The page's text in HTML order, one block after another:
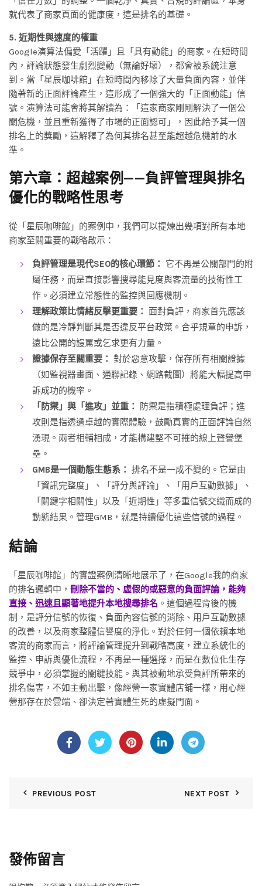
就代表了商家頁面的健康度，這是排名的基礎。
5. 近期性與速度的權重
Google演算法偏愛「活躍」且「具有動能」的商家。在短時間
內，評論狀態發生劇烈變動（無論好壞），都會被系統注意
到。當「星辰咖啡館」在短時間內移除了大量負面內容，並伴
隨著新的正面評論產生，這形成了一個強大的「正面動能」信
號。演算法可能會將其解讀為：「這家商家剛剛解決了一個公
關危機，並且重新獲得了市場的正面認可」，因此給予其一個
排名上的獎勵，這解釋了為何其排名甚至能超越危機前的水
準。
第六章：超越案例——負評管理與排名
優化的戰略性思考
從「星辰咖啡館」的案例中，我們可以提煉出幾項對所有本地
商家至關重要的戰略啟示：
負評管理是現代SEO的核心環節： 它不再是公關部門的附
屬任務，而是直接影響搜尋能見度與客流量的技術性工
作。必須建立常態性的監控與回應機制。
理解政策比情緒反擊更重要： 面對負評，商家首先應該
做的是冷靜判斷其是否違反平台政策。合乎規章的申訴，
遠比公開的謾罵或乞求更有力量。
證據保存至關重要： 對於惡意攻擊，保存所有相關證據
（如監視器畫面、通聯記錄、網路截圖）將能大幅提高申
訴成功的機率。
「防禦」與「進攻」並重：
防禦是指積極處理負評；進
攻則是指透過卓越的實際體驗，鼓勵真實的正面評論自然
湧現。兩者相輔相成，才能構建堅不可摧的線上聲譽堡
壘。
GMB是一個動態生態系： 排名不是一成不變的。它是由
「資訊完整度」、「評分與評論」、「用戶互動數據」、
「關鍵字相關性」以及「近期性」等多重信號交織而成的
動態結果。管理GMB，就是持續優化這些信號的過程。
結論
「星辰咖啡館」的實證案例清晰地展示了，在Google我的商家
的排名邏輯中， 刪除不當的、虛假的或惡意的負面評論，能夠
直接、迅速且顯著地提升本地搜尋排名 。這個過程背後的機
制，是評分信號的恢復、負面內容信號的消除、用戶互動數據
的改善，以及商家整體信譽度的淨化。對於任何一個依賴本地
客流的商家而言，將評論管理提升到戰略高度，建立系統化的
監控、申訴與優化流程，不再是一種選擇，而是在數位化生存
競爭中，必須掌握的關鍵技能。與其被動地承受負評所帶來的
排名傷害，不如主動出擊，像經營一家實體店鋪一樣，用心經
營那存在於雲端、卻決定著實體生死的虛擬門面。
PREVIOUS POST NEXT POST
發佈留言